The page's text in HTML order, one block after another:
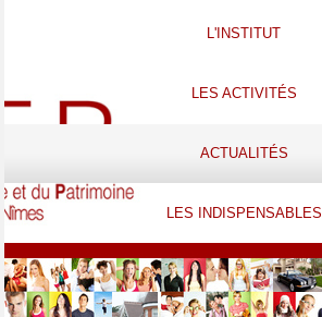
L'INSTITUT
LES ACTIVITÉS
ACTUALITÉS
LES INDISPENSABLES